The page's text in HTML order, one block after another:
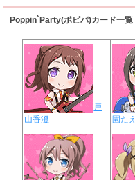
Poppin`Party(ポピパ)カード一覧
戸
山香澄
園たえ